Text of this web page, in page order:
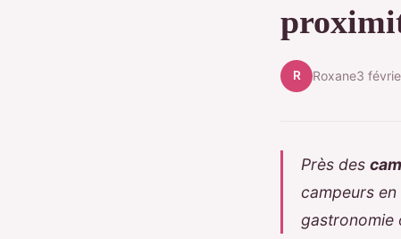
R Roxane3
Près des
campeurs
gastronomie